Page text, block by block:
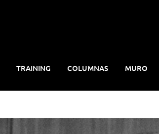
TRAINING COLUMNAS MURO